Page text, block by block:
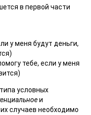
в первой части
у меня будут деньги,
тебе, если у меня
условных
и
случаев необходимо